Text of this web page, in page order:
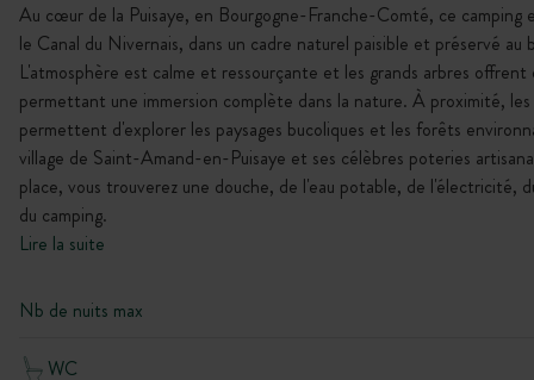
Au cœur de la Puisaye, en Bourgogne-Franche-Comté, ce camping
le Canal du Nivernais, dans un cadre naturel paisible et préservé au
L'atmosphère est calme et ressourçante et les grands arbres
permettant une immersion complète dans la nature. À proximité,
permettent d'explorer les paysages bucoliques et les forêts
village de Saint-Amand-en-Puisaye et ses célèbres poteries
place, vous trouverez une douche, de l'eau potable, de l'électricité,
du camping.
Lire la suite
Nb de nuits max
WC